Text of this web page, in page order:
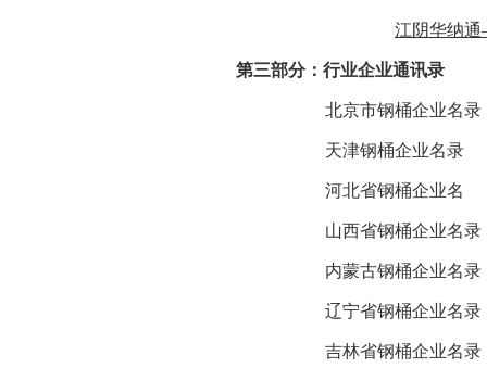
江阴华纳
第三部分：行业企业通讯录
北京市钢桶企业名录
天津钢桶企业名录
河北省钢桶企业名
山西省钢桶企业名录
内蒙古钢桶企业名录
辽宁省钢桶企业名录
吉林省钢桶企业名录